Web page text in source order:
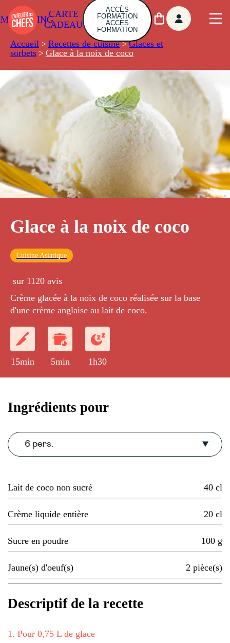
CARTE
CADEAU
ACCÈS
FORMATION
ACCÈS
FORMATION
Accueil > Recettes de cuisine > Glaces et
sorbets > Glace à la noix de coco
Glace à la noix de coco
Cuisine Asiatique
sur 1120 avis
Crème glacée à la noix de coco réalisée sur la base
d'une crème anglaise au lait de coco.
15min 5min 1h30
Ingrédients pour
6 pers.
Lait de coco non sucré 40 cl
Crème liquide entière 20 cl
Sucre en poudre 100 g
Jaune(s) d'oeuf(s) 2 pièce(s)
Descriptif de la recette
1 . Pour 0,75 L de glace